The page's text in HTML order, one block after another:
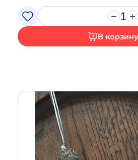
Итого:
1
В корзину